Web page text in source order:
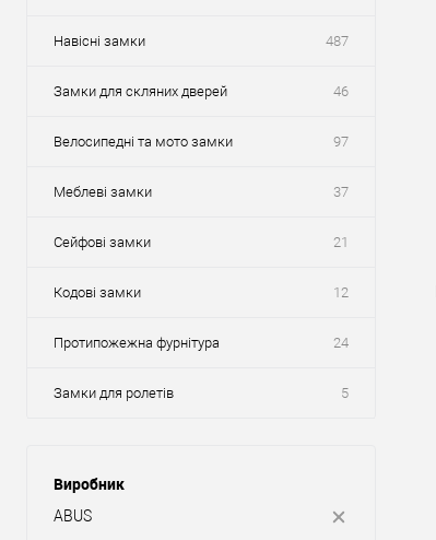
Навісні замки 487
Замки для скляних дверей 46
Велосипедні та мото замки 97
Меблеві замки 37
Сейфові замки 21
Кодові замки 12
Протипожежна фурнітура 24
Замки для ролетів 5
Виробник
ABUS